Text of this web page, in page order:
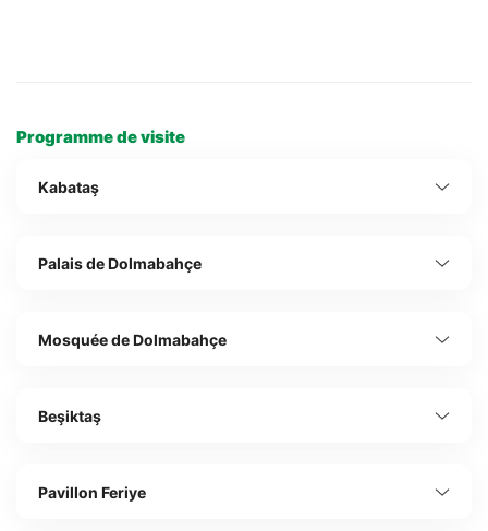
Programme de visite
Kabataş
Palais de Dolmabahçe
Mosquée de Dolmabahçe
Beşiktaş
Pavillon Feriye